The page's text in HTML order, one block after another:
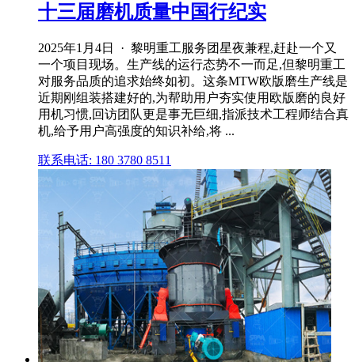
十三届磨机质量中国行纪实
2025年1月4日 · 黎明重工服务团星夜兼程,赶赴一个又
一个项目现场。生产线的运行态势不一而足,但黎明重工
对服务品质的追求始终如初。这条MTW欧版磨生产线是
近期刚组装搭建好的,为帮助用户夯实使用欧版磨的良好
用机习惯,回访团队更是事无巨细,指派技术工程师结合真
机,给予用户高强度的知识补给,将 ...
联系电话: 180 3780 8511